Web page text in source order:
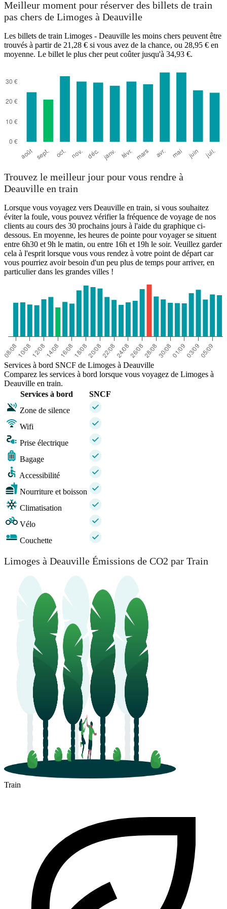
Meilleur moment pour réserver des billets de train
pas chers de Limoges à Deauville
Les billets de train Limoges - Deauville les moins chers peuvent être
trouvés à partir de 21,28 € si vous avez de la chance, ou 28,95 € en
moyenne. Le billet le plus cher peut coûter jusqu'à 34,93 €.
Trouvez le meilleur jour pour vous rendre à
Deauville en train
Lorsque vous voyagez vers Deauville en train, si vous souhaitez
éviter la foule, vous pouvez vérifier la fréquence de voyage de nos
clients au cours des 30 prochains jours à l'aide du graphique ci-
dessous. En moyenne, les heures de pointe pour voyager se situent
entre 6h30 et 9h le matin, ou entre 16h et 19h le soir. Veuillez garder
cela à l'esprit lorsque vous vous rendez à votre point de départ car
vous pourriez avoir besoin d'un peu plus de temps pour arriver, en
particulier dans les grandes villes !
Services à bord SNCF de Limoges à Deauville
Comparez les services à bord lorsque vous voyagez de Limoges à
Deauville en train.
Services à bord
SNCF
Zone de silence
Wifi
Prise électrique
Bagage
Accessibilité
Nourriture et boisson
Climatisation
Vélo
Couchette
Limoges à Deauville Émissions de CO2 par Train
Train